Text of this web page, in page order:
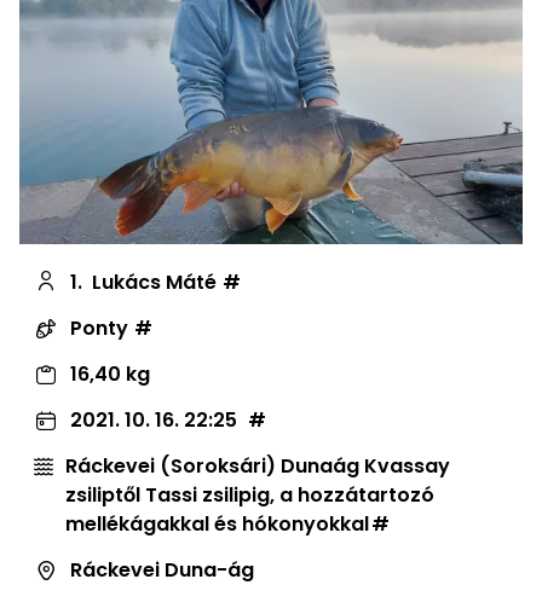
1. Lukács Máté
Ponty
16,40 kg
2021. 10. 16. 22:25
Ráckevei (Soroksári) Dunaág Kvassay
zsiliptől Tassi zsilipig, a hozzátartozó
mellékágakkal és hókonyokkal
Ráckevei Duna-ág